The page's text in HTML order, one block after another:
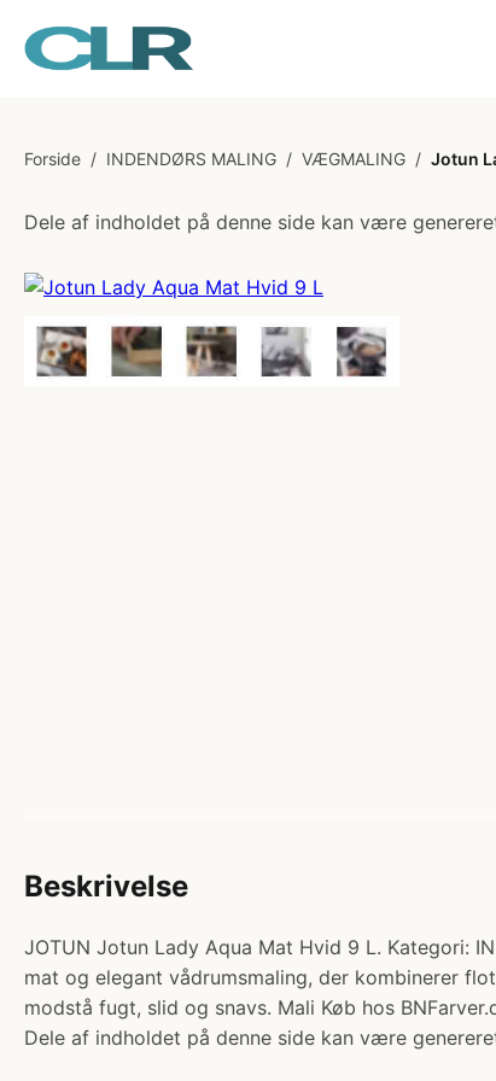
Forside / INDENDØRS MALING / VÆGMALING / Jotun
Dele af indholdet på denne side kan være
Beskrivelse
JOTUN Jotun Lady Aqua Mat Hvid 9 L. Kategori:
mat og elegant vådrumsmaling, der kombinerer
modstå fugt, slid og snavs. Mali Køb hos
Dele af indholdet på denne side kan være